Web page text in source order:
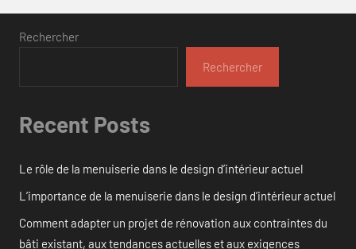
Rechercher
Rechercher
Recent Posts
Le rôle de la menuiserie dans le design d’intérieur actuel
L’importance de la menuiserie dans le design d’intérieur actuel
Comment adapter un projet de rénovation aux contraintes du
bâti existant, aux tendances actuelles et aux exigences